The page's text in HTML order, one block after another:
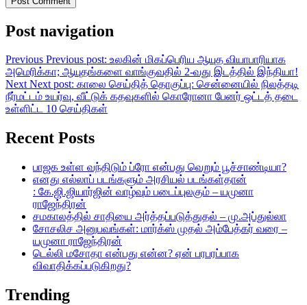
Post navigation
Previous Previous post: உலகின் மிகப்பெரிய ஆயுத வியாபாரியாக
அமெரிக்கா; ஆயுதங்களை வாங்குவதில் 2-வது இடத்தில் இந்தியா!
Next Next post: காலை செய்தித் தொகுப்பு: சென்னையில் நிலத்தடி
நீர்மட்டம் உயர்வு, வீட்டுக் கதவுகளில் கொரோனா பேனர் ஒட்டத் தடை
உள்ளிட்ட 10 செய்திகள்
Recent Posts
பாஜக உள்ள வந்திடும் ப்ரோ என்பது வெறும் பூச்சாண்டியா?
எனது எல்லாப் படங்களும் அரசியல் படங்கள்தான்
: கே.ஜி.ஜியார்ஜின் வாழ்வும் படைப்புலகும் – யமுனா
ராஜேந்திரன்
சமகாலத்தில் சாதியை அர்த்தப்படுத்துதல் – மு.அப்துல்லா
சோசலிச அனுபவங்கள்: மார்க்ஸ் முதல் அம்பேத்கர் வரை –
யமுனா ராஜேந்திரன்
டெல்லி மசோதா என்பது என்ன? ஏன் பரபரப்பாக
விவாதிக்கப்படுகிறது?
Trending